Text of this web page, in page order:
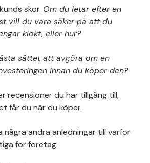
skor. Om du letar efter en
vill du vara säker på att du
klokt, eller hur?
sättet att avgöra om en
innan du köper den?
recensioner du har tillgång till,
får du när du köper.
några andra anledningar till varför
för företag.